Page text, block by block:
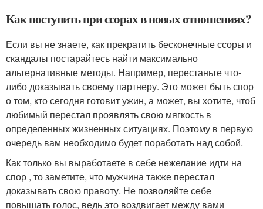
Как поступить при ссорах в новых отношениях?
Если вы не знаете, как прекратить бесконечные ссоры и
скандалы постарайтесь найти максимально
альтернативные методы. Например, перестаньте что-
либо доказывать своему партнеру. Это может быть спор
о том, кто сегодня готовит ужин, а может, вы хотите, чтоб
любимый перестал проявлять свою мягкость в
определенных жизненных ситуациях. Поэтому в первую
очередь вам необходимо будет поработать над собой.
Как только вы выработаете в себе нежелание идти на
спор , то заметите, что мужчина также перестал
доказывать свою правоту. Не позволяйте себе
повышать голос, ведь это воздвигает между вами